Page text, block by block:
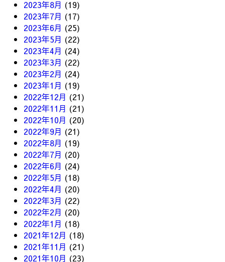
2023年8月 (19)
2023年7月 (17)
2023年6月 (25)
2023年5月 (22)
2023年4月 (24)
2023年3月 (22)
2023年2月 (24)
2023年1月 (19)
2022年12月 (21)
2022年11月 (21)
2022年10月 (20)
2022年9月 (21)
2022年8月 (19)
2022年7月 (20)
2022年6月 (24)
2022年5月 (18)
2022年4月 (20)
2022年3月 (22)
2022年2月 (20)
2022年1月 (18)
2021年12月 (18)
2021年11月 (21)
2021年10月 (23)